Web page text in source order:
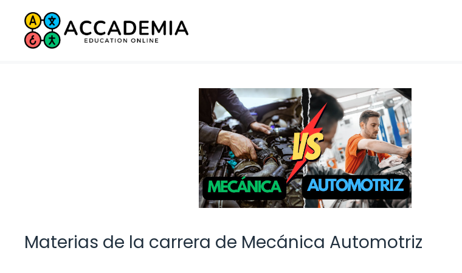
Saltar
contenido
Materias de la carrera de Mecánica Automotriz